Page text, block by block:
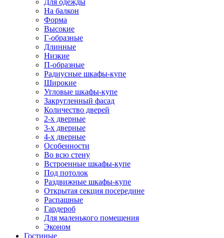
Для одежды
На балкон
Форма
Высокие
Г-образные
Длинные
Низкие
П-образные
Радиусные шкафы-купе
Широкие
Угловые шкафы-купе
Закругленный фасад
Количество дверей
2-х дверные
3-х дверные
4-х дверные
Особенности
Во всю стену
Встроенные шкафы-купе
Под потолок
Раздвижные шкафы-купе
Открытая секция посередине
Распашные
Гардероб
Для маленького помещения
Эконом
Гостиные